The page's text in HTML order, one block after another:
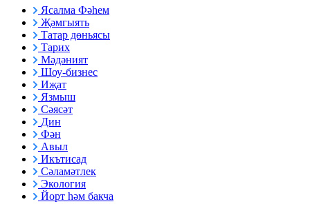
Ясалма Фәһем
Җәмгыять
Татар дөньясы
Тарих
Мәдәният
Шоу-бизнес
Иҗат
Язмыш
Сәясәт
Дин
Фән
Авыл
Икътисад
Сәламәтлек
Экология
Йорт һәм бакча